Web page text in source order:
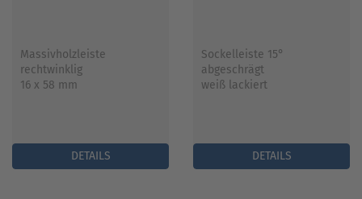
Massivholzleiste
rechtwinklig
16 x 58 mm
DETAILS
Sockelleiste 15°
abgeschrägt
weiß lackiert
DETAILS